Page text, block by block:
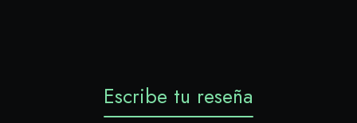
Escribe tu reseña